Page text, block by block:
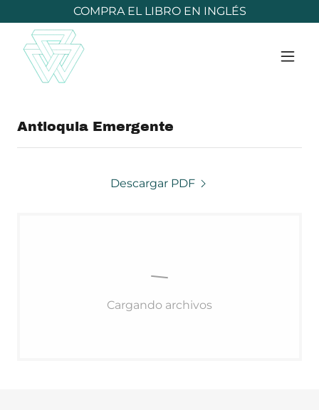
COMPRA EL LIBRO EN INGLÉS
Antioquia Emergente
Descargar PDF
Cargando archivos